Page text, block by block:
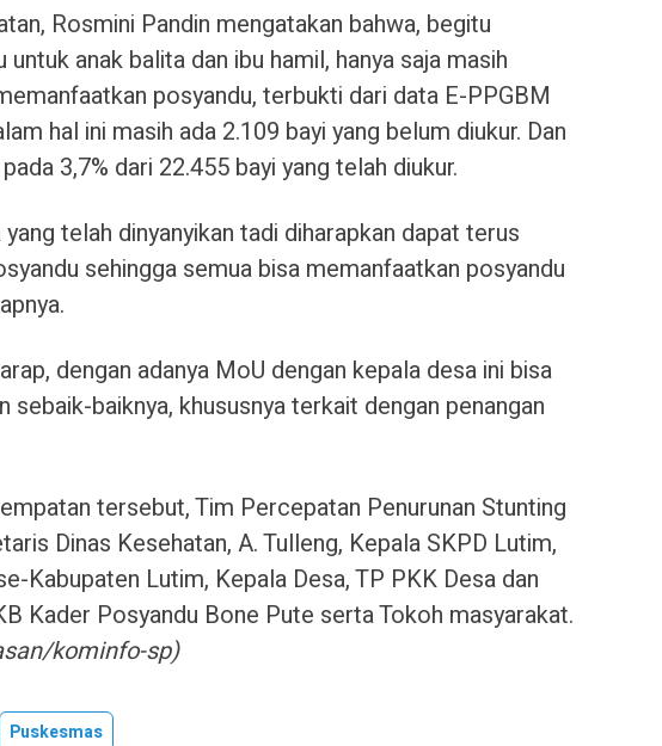
Rosmini Pandin mengatakan bahwa, begitu
anak balita dan ibu hamil, hanya saja masih
posyandu, terbukti dari data E-PPGBM
hal ini masih ada 2.109 bayi yang belum diukur. Dan
3,7% dari 22.455 bayi yang telah diukur.
yang telah dinyanyikan tadi diharapkan dapat terus
sehingga semua bisa memanfaatkan posyandu
dengan adanya MoU dengan kepala desa ini bisa
sebaik-baiknya, khususnya terkait dengan penangan
tersebut, Tim Percepatan Penurunan Stunting
Dinas Kesehatan, A. Tulleng, Kepala SKPD Lutim,
Kabupaten Lutim, Kepala Desa, TP PKK Desa dan
Kader Posyandu Bone Pute serta Tokoh masyarakat.
kominfo-sp)
Puskesmas